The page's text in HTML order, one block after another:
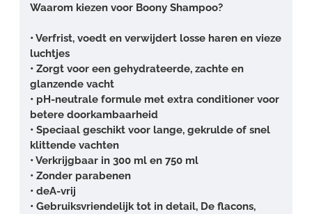
Waarom kiezen voor Boony Shampoo?
• Verfrist, voedt en verwijdert losse haren en vieze
luchtjes
• Zorgt voor een gehydrateerde, zachte en
glanzende vacht
• pH-neutrale formule met extra conditioner voor
betere doorkambaarheid
• Speciaal geschikt voor lange, gekrulde of snel
klittende vachten
• Verkrijgbaar in 300 ml en 750 ml
• Zonder parabenen
• deA-vrij
• Gebruiksvriendelijk tot in detail, De flacons,